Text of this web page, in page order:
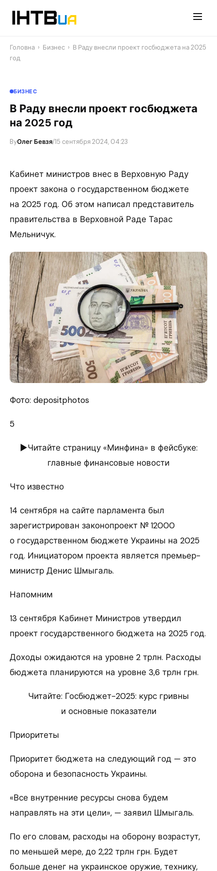
Головна › Бизнес › В Раду внесли проект госбюджета на 2025
год
БИЗНЕС
В Раду внесли проект госбюджета
на 2025 год
ByОлег Бевзя/15 сентября 2024, 04:23
Кабинет министров внес в Верховную Раду
проект закона о государственном бюджете
на 2025 год. Об этом написал представитель
правительства в Верховной Раде Тарас
Мельничук.
Фото: depositphotos
5
►Читайте страницу «Минфина» в фейсбуке:
главные финансовые новости
Что известно
14 сентября на сайте парламента был
зарегистрирован законопроект № 12000
о государственном бюджете Украины на 2025
год. Инициатором проекта является премьер-
министр Денис Шмыгаль.
Напомним
13 сентября Кабинет Министров утвердил
проект государственного бюджета на 2025 год.
Доходы ожидаются на уровне 2 трлн. Расходы
бюджета планируются на уровне 3,6 трлн грн.
Читайте: Госбюджет-2025: курс гривны
и основные показатели
Приоритеты
Приоритет бюджета на следующий год — это
оборона и безопасность Украины.
«Все внутренние ресурсы снова будем
направлять на эти цели», — заявил Шмыгаль.
По его словам, расходы на оборону возрастут,
по меньшей мере, до 2,22 трлн грн. Будет
больше денег на украинское оружие, технику,